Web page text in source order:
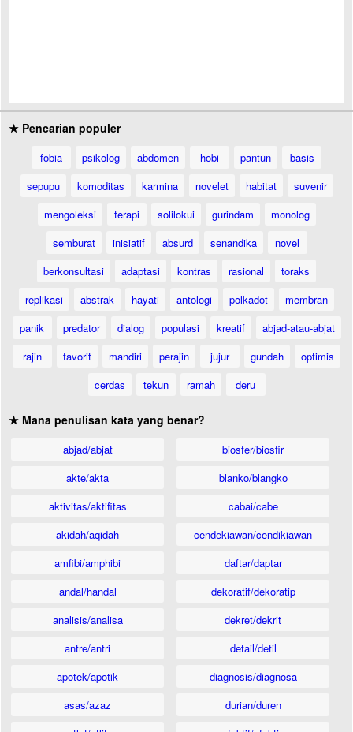
★ Pencarian populer
fobia psikolog abdomen hobi pantun
basis
sepupu
komoditas karmina novelet habitat
suvenir
mengoleksi
terapi solilokui gurindam
monolog
semburat
inisiatif absurd senandika
novel
berkonsultasi
adaptasi kontras rasional
toraks
replikasi
abstrak hayati antologi polkadot
membran
panik
predator dialog populasi kreatif
abjad-atau-abjat
rajin
favorit mandiri perajin jujur gundah
optimis
cerdas
tekun ramah deru
★ Mana penulisan kata yang benar?
abjad/abjat
akte/akta
aktivitas/aktifitas
akidah/aqidah
amfibi/amphibi
andal/handal
analisis/analisa
antre/antri
apotek/apotik
asas/azaz
biosfer/biosfir
blanko/blangko
cabai/cabe
cendekiawan/cendikiawan
daftar/daptar
dekoratif/dekoratip
dekret/dekrit
detail/detil
diagnosis/diagnosa
durian/duren